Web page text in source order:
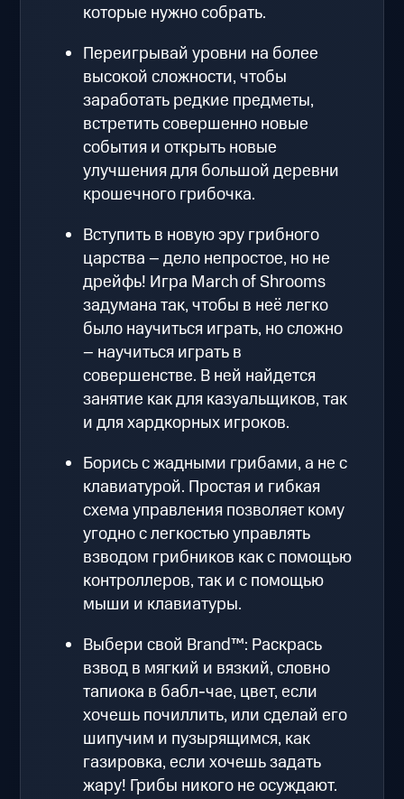
которые нужно собрать.
Переигрывай уровни на более
высокой сложности, чтобы
заработать редкие предметы,
встретить совершенно новые
события и открыть новые
улучшения для большой деревни
крошечного грибочка.
Вступить в новую эру грибного
царства – дело непростое, но не
дрейфь! Игра March of Shrooms
задумана так, чтобы в неё легко
было научиться играть, но сложно
– научиться играть в
совершенстве. В ней найдется
занятие как для казуальщиков, так
и для хардкорных игроков.
Борись с жадными грибами, а не с
клавиатурой. Простая и гибкая
схема управления позволяет кому
угодно с легкостью управлять
взводом грибников как с помощью
контроллеров, так и с помощью
мыши и клавиатуры.
Выбери свой Brand™: Раскрась
взвод в мягкий и вязкий, словно
тапиока в бабл-чае, цвет, если
хочешь почиллить, или сделай его
шипучим и пузырящимся, как
газировка, если хочешь задать
жару! Грибы никого не осуждают.